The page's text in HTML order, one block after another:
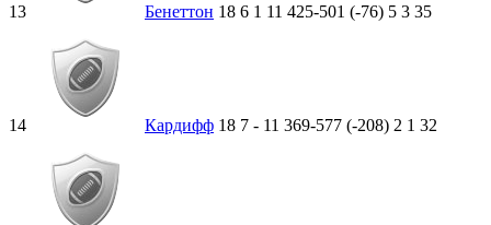
13 Бенеттон 18 6 1 11 425-501 (-76) 5 3 35
14 Кардифф 18 7 - 11 369-577 (-208) 2 1 32